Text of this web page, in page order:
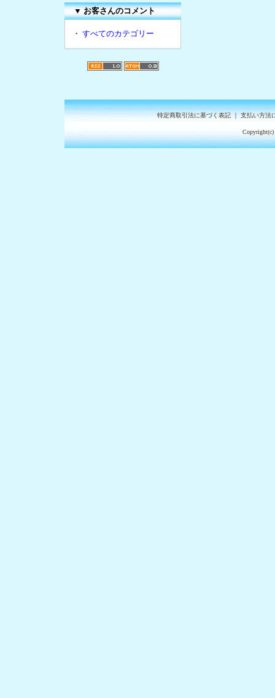
▼お客さんのコメント
・ すべてのカテゴリー
特定商取引法に基づく表記｜支払い方法